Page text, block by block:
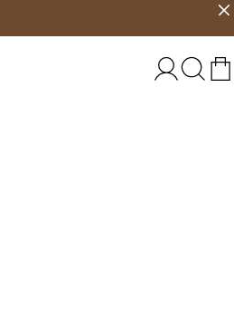
DEUTSCHLAND